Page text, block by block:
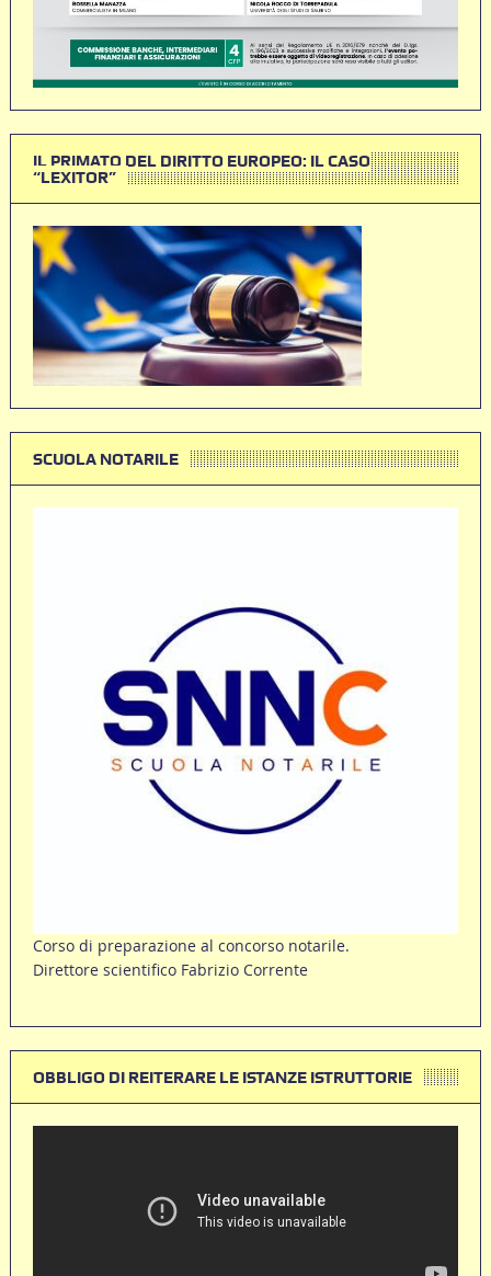
IL PRIMATO DEL DIRITTO EUROPEO: IL CASO
“LEXITOR”
SCUOLA NOTARILE
Corso di preparazione al concorso notarile.
Direttore scientifico Fabrizio Corrente
OBBLIGO DI REITERARE LE ISTANZE ISTRUTTORIE